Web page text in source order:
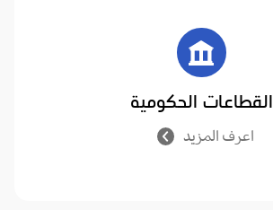
القطاعات الحكومية
اعرف المزيد